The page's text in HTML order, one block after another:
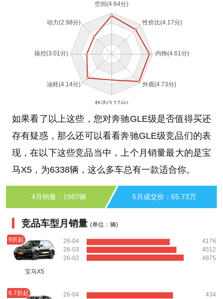
如果看了以上这些，您对奔驰GLE级是否值得买还
存有疑惑，那么还可以看看奔驰GLE级竞品们的表
现，在以下这些竞品当中，上个月销量最大的是宝
马X5，为6338辆，这么多车总有一款适合你。
4月销量：1987辆 5月成交价：65.73万
竞品车型月销量 (单位：辆)
9折起
宝马X5
26-04
26-03
26-02
4176
4512
4875
6.7折起
26-04
434